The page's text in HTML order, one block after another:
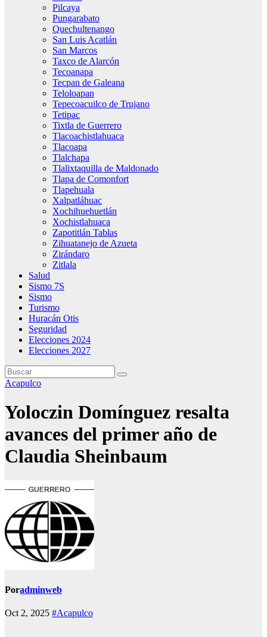
Pilcaya
Pungarabato
Quechultenango
San Luis Acatlán
San Marcos
Taxco de Alarcón
Tecoanapa
Tecpan de Galeana
Teloloapan
Tepecoacuilco de Trujano
Tetipac
Tixtla de Guerrero
Tlacoachistlahuaca
Tlacoapa
Tlalchapa
Tlalixtaquilla de Maldonado
Tlapa de Comonfort
Tlapehuala
Xalpatláhuac
Xochihuehuetlán
Xochistlahuaca
Zapotitlán Tablas
Zihuatanejo de Azueta
Zirándaro
Zitlala
Salud
Sismo 7S
Sismo
Turismo
Huracán Otis
Seguridad
Elecciones 2024
Elecciones 2027
Acapulco
Yoloczin Domínguez resalta
avances del primer año de
Claudia Sheinbaum
Poradminweb
Oct 2, 2025 #Acapulco